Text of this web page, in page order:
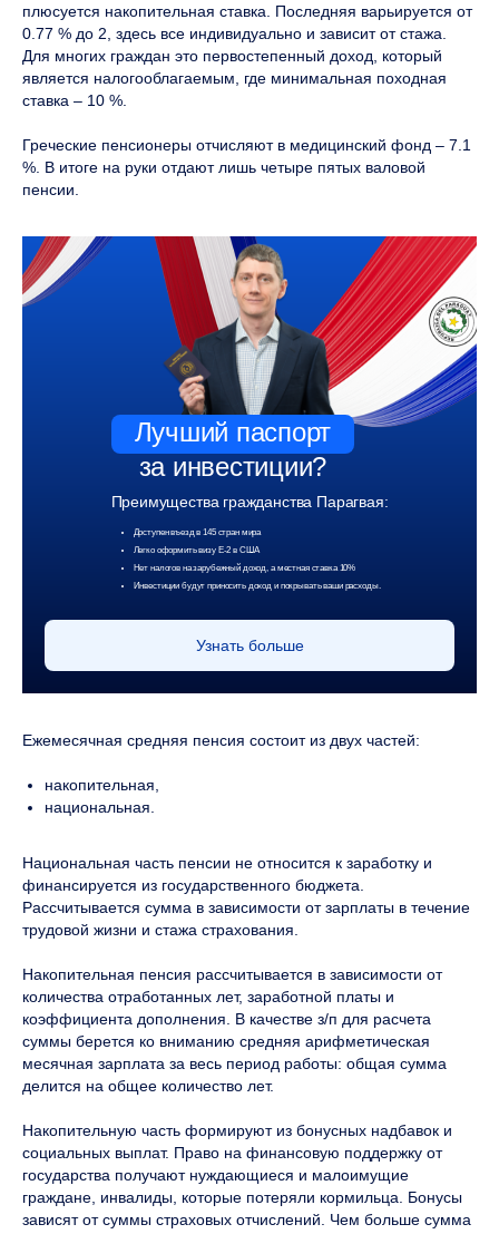
плюсуется накопительная ставка. Последняя варьируется от
0.77 % до 2, здесь все индивидуально и зависит от стажа.
Для многих граждан это первостепенный доход, который
является налогооблагаемым, где минимальная походная
ставка – 10 %.
Греческие пенсионеры отчисляют в медицинский фонд – 7.1
%. В итоге на руки отдают лишь четыре пятых валовой
пенсии.
Лучший паспорт
за инвестиции?
Преимущества гражданства Парагвая:
Доступен въезд в 145 стран мира
Легко оформить визу Е-2 в США
Нет налогов на зарубежный доход, а местная ставка 10%
Инвестиции будут приносить доход и покрывать ваши расходы.
Узнать больше
Ежемесячная средняя пенсия состоит из двух частей:
накопительная,
национальная.
Национальная часть пенсии не относится к заработку и
финансируется из государственного бюджета.
Рассчитывается сумма в зависимости от зарплаты в течение
трудовой жизни и стажа страхования.
Накопительная пенсия рассчитывается в зависимости от
количества отработанных лет, заработной платы и
коэффициента дополнения. В качестве з/п для расчета
суммы берется ко вниманию средняя арифметическая
месячная зарплата за весь период работы: общая сумма
делится на общее количество лет.
Накопительную часть формируют из бонусных надбавок и
социальных выплат. Право на финансовую поддержку от
государства получают нуждающиеся и малоимущие
граждане, инвалиды, которые потеряли кормильца. Бонусы
зависят от суммы страховых отчислений. Чем больше сумма